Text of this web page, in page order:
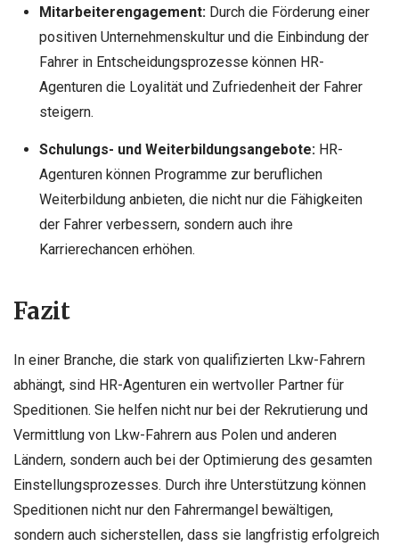
Mitarbeiterengagement:Durch die Förderung einer
positiven Unternehmenskultur und die Einbindung der
Fahrer in Entscheidungsprozesse können HR-
Agenturen die Loyalität und Zufriedenheit der Fahrer
steigern.
Schulungs- und Weiterbildungsangebote:HR-
Agenturen können Programme zur beruflichen
Weiterbildung anbieten, die nicht nur die Fähigkeiten
der Fahrer verbessern, sondern auch ihre
Karrierechancen erhöhen.
Fazit
In einer Branche, die stark von qualifizierten Lkw-Fahrern
abhängt, sind HR-Agenturen ein wertvoller Partner für
Speditionen. Sie helfen nicht nur bei der Rekrutierung und
Vermittlung von Lkw-Fahrern aus Polen und anderen
Ländern, sondern auch bei der Optimierung des gesamten
Einstellungsprozesses. Durch ihre Unterstützung können
Speditionen nicht nur den Fahrermangel bewältigen,
sondern auch sicherstellen, dass sie langfristig erfolgreich